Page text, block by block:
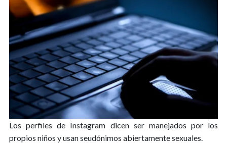
Los perfiles de Instagram dicen ser manejados por los
propios niños y usan seudónimos abiertamente sexuales.